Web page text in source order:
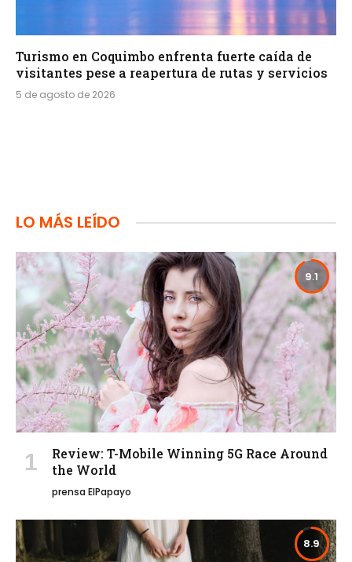
Turismo en Coquimbo enfrenta fuerte caída de
visitantes pese a reapertura de rutas y servicios
5 de agosto de 2026
LO MÁS LEÍDO
9.1
Review: T-Mobile Winning 5G Race Around
the World
prensa ElPapayo
8.9